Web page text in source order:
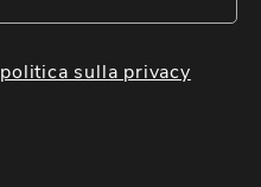
politica sulla privacy